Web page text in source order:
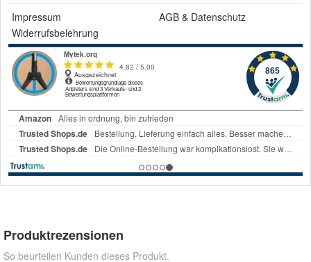
Impressum
AGB & Datenschutz
Widerrufsbelehrung
Produktrezensionen
So beurteilen Kunden dieses Produkt.